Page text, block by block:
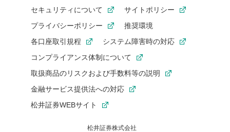
セキュリティについて
サイトポリシー
プライバシーポリシー
推奨環境
各口座取引規程
システム障害時の対応
コンプライアンス体制について
取扱商品のリスクおよび手数料等の説明
金融サービス提供法への対応
松井証券WEBサイト
松井証券株式会社